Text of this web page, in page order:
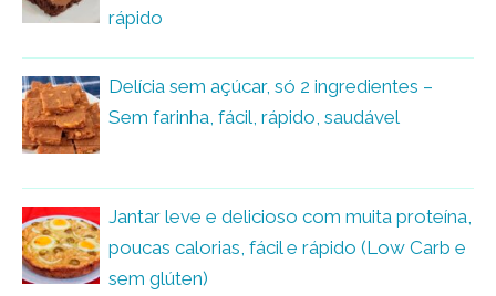
rápido
Delícia sem açúcar, só 2 ingredientes –
Sem farinha, fácil, rápido, saudável
Jantar leve e delicioso com muita proteína,
poucas calorias, fácil e rápido (Low Carb e
sem glúten)